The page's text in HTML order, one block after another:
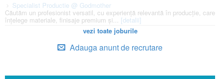
Specialist Productie @ Godmother
Căutăm un profesionist versatil, cu experiență relevantă în producție, care
înțelege materiale, finisaje premium și... [detalii]
vezi toate joburile
Adauga anunt de recrutare